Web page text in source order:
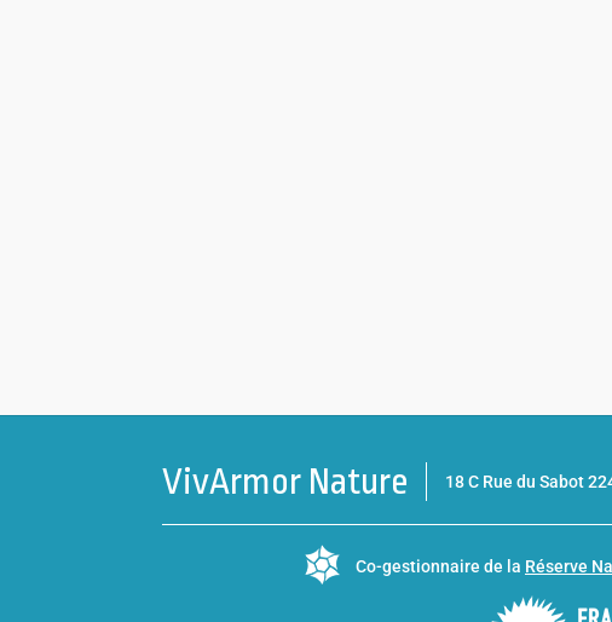
VivArmor Nature 18 C Rue du Sabot
Co-gestionnaire de la Réserve